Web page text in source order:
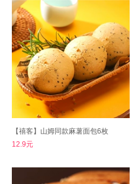
【禧客】山姆同款麻薯面包6枚
12.9元